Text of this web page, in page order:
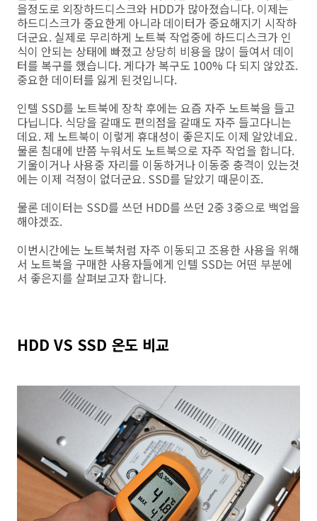
을정도로 외장하드디스크와 HDD가 많아졌습니다. 이제는
하드디스크가 중요한게 아니라 데이터가 중요해지기 시작하
더군요. 실제로 무리하게 노트북 작업중에 하드디스크가 인
식이 안되는 상태에 빠졌고 상당히 비용을 많이 들여서 데이
터를 복구를 했습니다. 게다가 복구도 100% 다 되지 않았죠.
중요한 데이터를 잃게 된것입니다.
인텔 SSD를 노트북에 장착 후에는 요즘 자주 노트북을 들고
다닙니다. 식당을 갈때도 편의점을 갈때도 자주 들고다니는
데요. 제 노트북이 이렇게 휴대성이 좋은지도 이제 알았네요.
물론 침대에 반쯤 누워서도 노트북으로 자주 작업을 합니다.
기울이거나 사용중 자리를 이동하거나 이동중 충격이 있는것
에는 이제 걱정이 없더군요. SSD를 달았기 때문이죠.
물론 데이터는 SSD를 쓰던 HDD를 쓰던 2중 3중으로 백업을
해야겠죠.
이번시간에는 노트북처럼 자주 이동되고 조용한 사용을 위해
서 노트북을 구매한 사용자들에게 인텔 SSD는 어떤 부분에
서 좋은지를 살펴보고자 합니다.
HDD VS SSD 온도 비교